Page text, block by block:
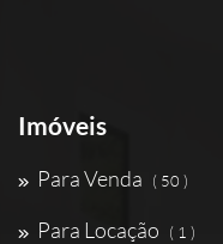
Imóveis
Para Venda ( 50 )
Para Locação ( 1 )